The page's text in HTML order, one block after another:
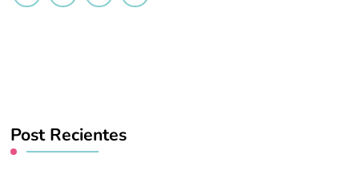
Post Recientes